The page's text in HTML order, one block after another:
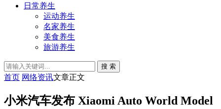
日常养生
运动养生
名家养生
美食养生
旅游养生
搜 索
首页 网络资讯文章正文
小米汽车发布 Xiaomi Auto World Model